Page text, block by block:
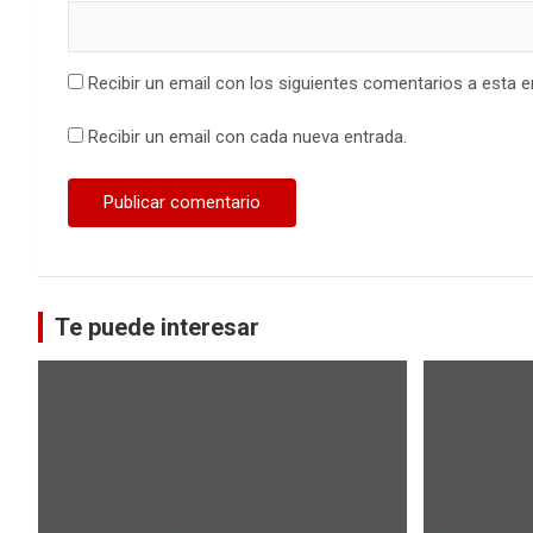
Recibir un email con los siguientes comentarios a esta
Recibir un email con cada nueva entrada.
Te puede interesar